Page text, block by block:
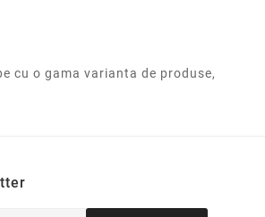
cu o gama varianta de produse,